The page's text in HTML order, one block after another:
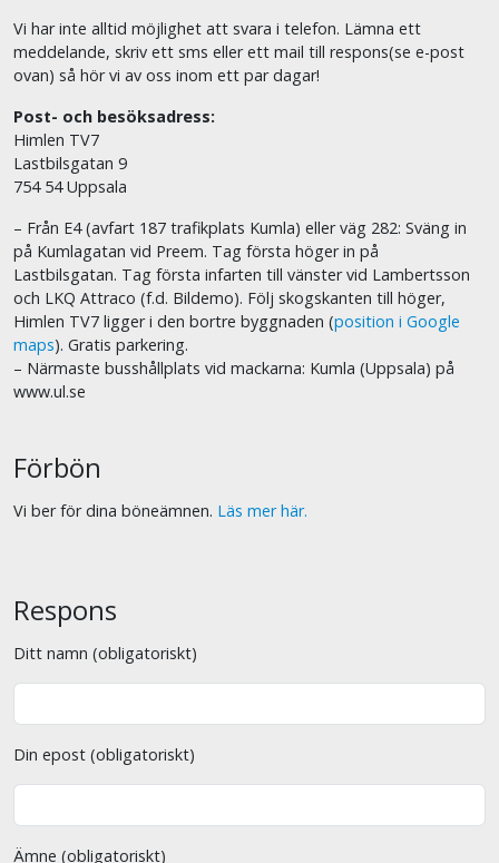
Vi har inte alltid möjlighet att svara i telefon. Lämna ett
meddelande, skriv ett sms eller ett mail till respons(se e-post
ovan) så hör vi av oss inom ett par dagar!
Post- och besöksadress:
Himlen TV7
Lastbilsgatan 9
754 54 Uppsala
– Från E4 (avfart 187 trafikplats Kumla) eller väg 282: Sväng in
på Kumlagatan vid Preem. Tag första höger in på
Lastbilsgatan. Tag första infarten till vänster vid Lambertsson
och LKQ Attraco (f.d. Bildemo). Följ skogskanten till höger,
Himlen TV7 ligger i den bortre byggnaden (position i Google
maps). Gratis parkering.
– Närmaste busshållplats vid mackarna: Kumla (Uppsala) på
www.ul.se
Förbön
Vi ber för dina böneämnen. Läs mer här.
Respons
Ditt namn (obligatoriskt)
Din epost (obligatoriskt)
Ämne (obligatoriskt)